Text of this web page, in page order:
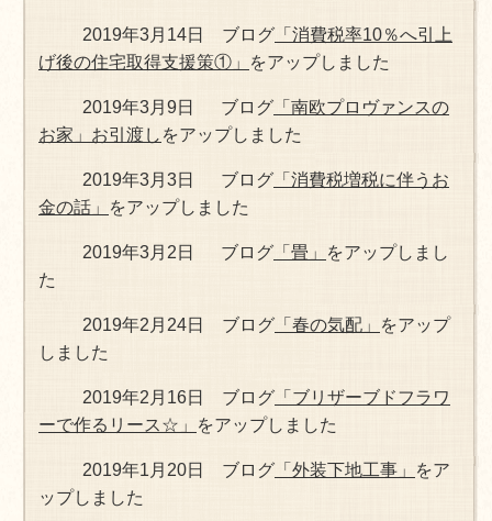
2019年3月14日 ブログ 「消費税率10％へ引上
げ後の住宅取得支援策①」
をアップしました
2019年3月9日 ブログ 「南欧プロヴァンスの
お家」お引渡し をアップしました
2019年3月3日 ブログ 「消費税増税に伴うお
金の話」
をアップしました
2019年3月2日 ブログ 「畳」
をアップしまし
た
2019年2月24日 ブログ 「春の気配」
をアップ
しました
2019年2月16日 ブログ 「ブリザーブドフラワ
ーで作るリース☆」
をアップしました
2019年1月20日 ブログ 「外装下地工事」
をア
ップしました